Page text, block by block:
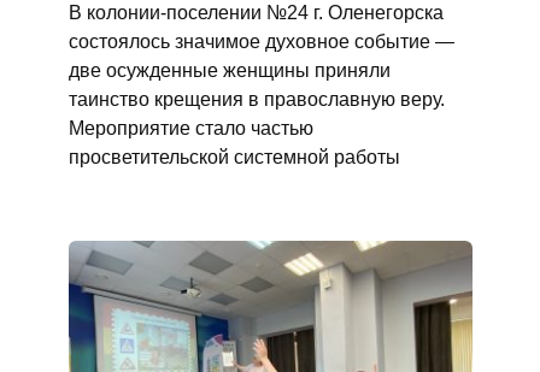
В колонии-поселении №24 г. Оленегорска
состоялось значимое духовное событие —
две осужденные женщины приняли
таинство крещения в православную веру.
Мероприятие стало частью
просветительской системной работы